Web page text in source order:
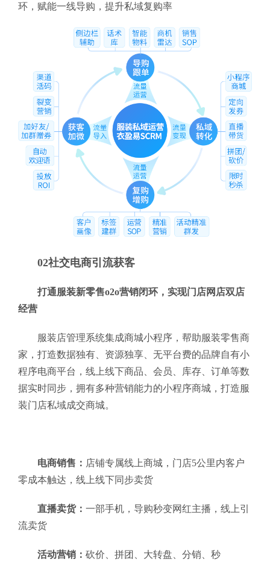
环，赋能一线导购，提升私域复购率
02社交电商引流获客
打通服装新零售o2o营销闭环，实现门店网店双店
经营
服装店管理系统集成商城小程序，帮助服装零售商
家，打造数据独有、资源独享、无平台费的品牌自有小
程序电商平台，线上线下商品、会员、库存、订单等数
据实时同步，拥有多种营销能力的小程序商城，打造服
装门店私域成交商城。
电商销售： 店铺专属线上商城，门店5公里内客户
零成本触达，线上线下同步卖货
直播卖货： 一部手机，导购秒变网红主播，线上引
流卖货
活动营销： 砍价、拼团、大转盘、分销、秒